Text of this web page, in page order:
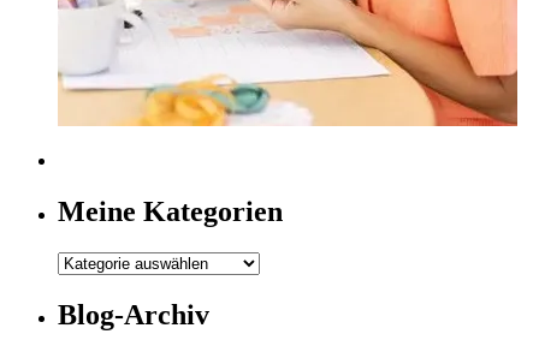
Meine Kategorien
Meine
Blog-Archiv